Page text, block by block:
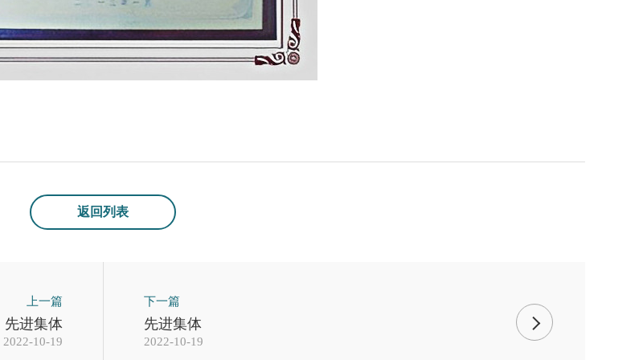
返回列表
上一篇
先进集体
2022-10-19
下一篇
先进集体
2022-10-19